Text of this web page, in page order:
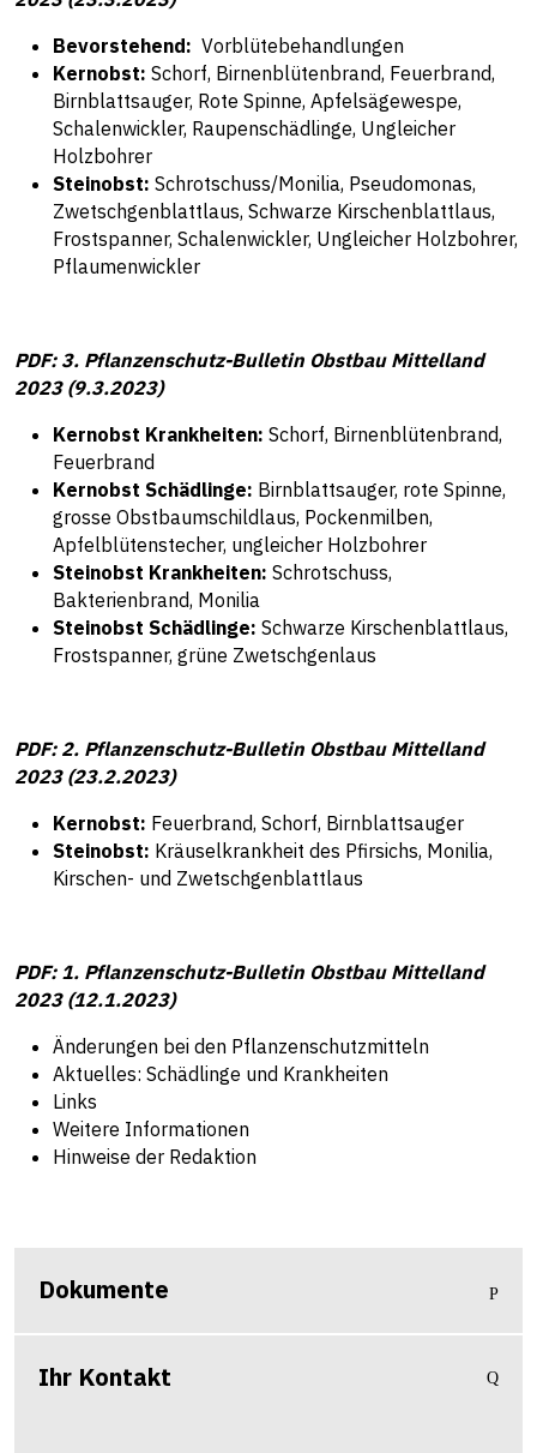
Bevorstehend: Vorblütebehandlungen
Kernobst: Schorf, Birnenblütenbrand, Feuerbrand,
Birnblattsauger, Rote Spinne, Apfelsägewespe,
Schalenwickler, Raupenschädlinge, Ungleicher
Holzbohrer
Steinobst: Schrotschuss/Monilia, Pseudomonas,
Zwetschgenblattlaus, Schwarze Kirschenblattlaus,
Frostspanner, Schalenwickler, Ungleicher Holzbohrer,
Pflaumenwickler
PDF: 3. Pflanzenschutz-Bulletin Obstbau Mittelland
2023 (9.3.2023)
Kernobst Krankheiten: Schorf, Birnenblütenbrand,
Feuerbrand
Kernobst Schädlinge: Birnblattsauger, rote Spinne,
grosse Obstbaumschildlaus, Pockenmilben,
Apfelblütenstecher, ungleicher Holzbohrer
Steinobst Krankheiten: Schrotschuss,
Bakterienbrand, Monilia
Steinobst Schädlinge: Schwarze Kirschenblattlaus,
Frostspanner, grüne Zwetschgenlaus
PDF: 2. Pflanzenschutz-Bulletin Obstbau Mittelland
2023 (23.2.2023)
Kernobst: Feuerbrand, Schorf, Birnblattsauger
Steinobst: Kräuselkrankheit des Pfirsichs, Monilia,
Kirschen- und Zwetschgenblattlaus
PDF: 1. Pflanzenschutz-Bulletin Obstbau Mittelland
2023 (12.1.2023)
Änderungen bei den Pflanzenschutzmitteln
Aktuelles: Schädlinge und Krankheiten
Links
Weitere Informationen
Hinweise der Redaktion
Dokumente
Ihr Kontakt